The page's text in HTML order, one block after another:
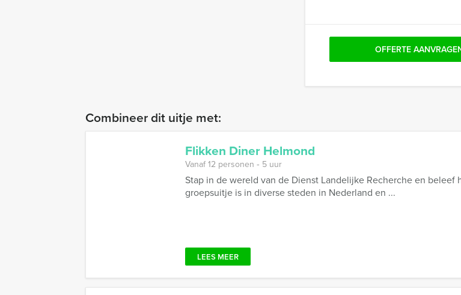
OFFERTE
Combineer dit uitje met:
Flikken Diner Helmond
Vanaf 12 personen ‐ 5 uur
Stap in de wereld van de Dienst Landelijke Recherche en
groepsuitje is in diverse steden in Nederland en ...
LEES MEER